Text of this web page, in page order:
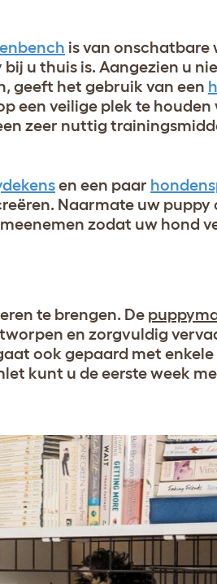
is van onschatbare
u thuis is. Aangezien u
geeft het gebruik van een
een veilige plek te
zeer nuttig
en een paar
Naarmate uw
zodat uw hond
te brengen. De
en zorgvuldig
ook gepaard met
kunt u de eerste week